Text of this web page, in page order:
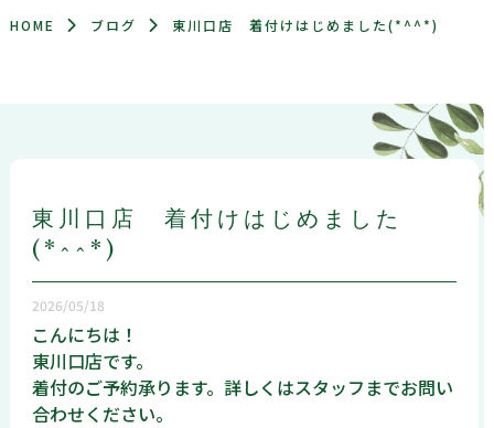
HOME ブログ 東川口店 着付けはじめました(*^^*)
東川口店 着付けはじめました
(*^^*)
2026/05/18
こんにちは！
東川口店です。
着付のご予約承ります。詳しくはスタッフまでお問い
合わせください。